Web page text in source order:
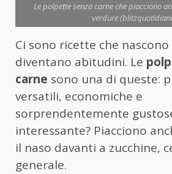
Le polpette senza carne che piacciono
verdure
Ci sono ricette che
diventano abitudini. Le
carne sono una di queste:
versatili, economiche e
sorprendentemente
interessante? Piacciono
il naso davanti a zucchine,
generale.